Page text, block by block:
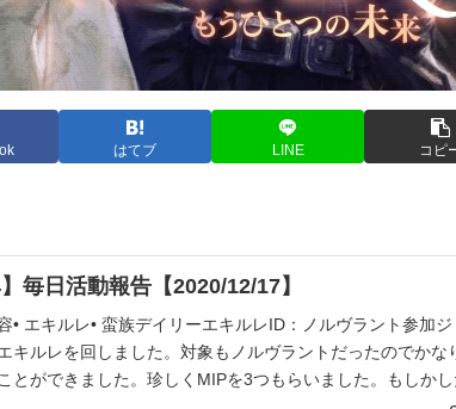
はてブ LINE コピ
】毎日活動報告【2020/12/17】
• エキルレ• 蛮族デイリーエキルレID：ノルヴラント参加
キルレを回しました。対象もノルヴラントだったのでかな
とができました。珍しくMIPを3つもらいました。もしか